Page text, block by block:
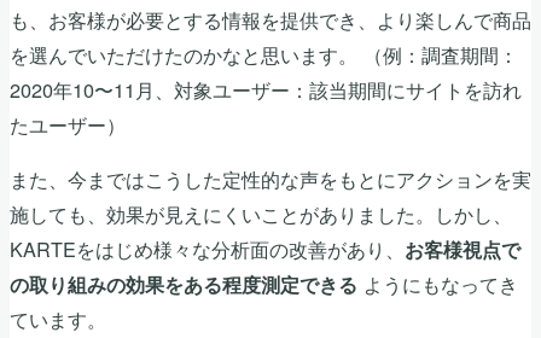
も、お客様が必要とする情報を提供でき、より楽しんで商品
を選んでいただけたのかなと思います。 （例：調査期間：
2020年10〜11月、対象ユーザー：該当期間にサイトを訪れ
たユーザー）
また、今まではこうした定性的な声をもとにアクションを実
施しても、効果が見えにくいことがありました。しかし、
KARTEをはじめ様々な分析面の改善があり、 お客様視点で
の取り組みの効果をある程度測定できる ようにもなってき
ています。